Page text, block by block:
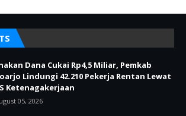
Dana Cukai Rp4,5 Miliar, Pemkab
Lindungi 42.210 Pekerja Rentan Lewat
Ketenagakerjaan
05, 2026